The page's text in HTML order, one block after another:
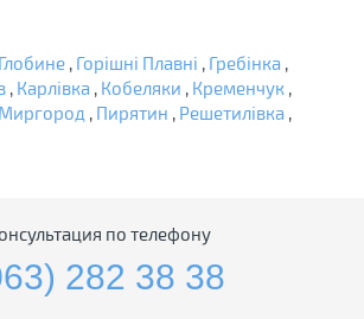
Глобине , Горішні Плавні , Гребінка ,
, Карлівка , Кобеляки , Кременчук ,
Миргород , Пирятин , Решетилівка ,
по телефону
282 38 38